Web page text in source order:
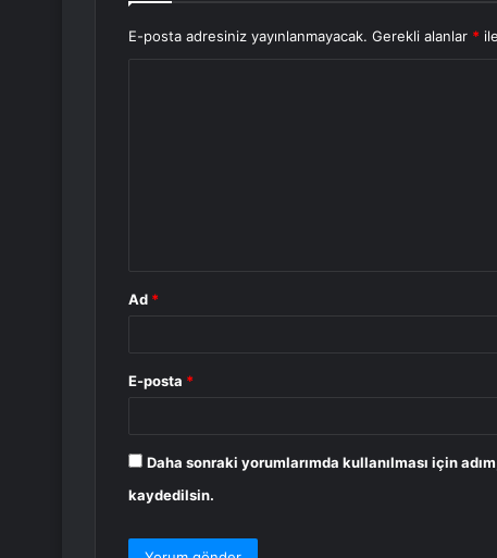
E-posta adresiniz yayınlanmayacak. Gerekli alanlar *
Ad *
E-posta *
Daha sonraki yorumlarımda kullanılması için
kaydedilsin.